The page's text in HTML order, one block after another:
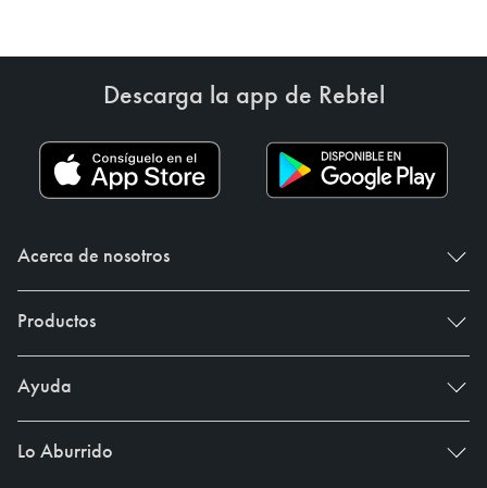
Descarga la app de Rebtel
Acerca de nosotros
Productos
Ayuda
Lo Aburrido